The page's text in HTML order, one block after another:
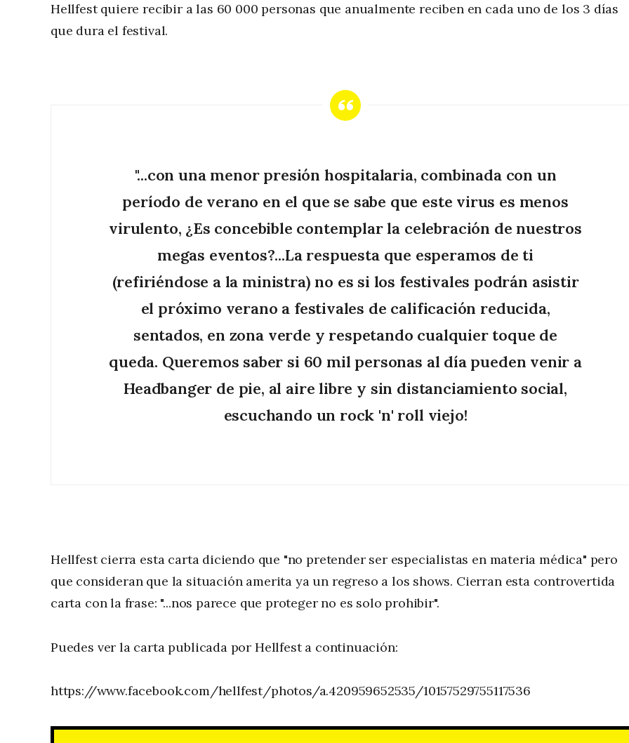
Hellfest quiere recibir a las 60 000 personas que anualmente reciben en cada uno de los 3 días
que dura el festival.
"...con una menor presión hospitalaria, combinada con un
período de verano en el que se sabe que este virus es menos
virulento, ¿Es concebible contemplar la celebración de nuestros
megas eventos?...La respuesta que esperamos de ti
(refiriéndose a la ministra) no es si los festivales podrán asistir
el próximo verano a festivales de calificación reducida,
sentados, en zona verde y respetando cualquier toque de
queda. Queremos saber si 60 mil personas al día pueden venir a
Headbanger de pie, al aire libre y sin distanciamiento social,
escuchando un rock 'n' roll viejo!
Hellfest cierra esta carta diciendo que "no pretender ser especialistas en materia médica" pero
que consideran que la situación amerita ya un regreso a los shows. Cierran esta controvertida
carta con la frase: "...nos parece que proteger no es solo prohibir".
Puedes ver la carta publicada por Hellfest a continuación:
https://www.facebook.com/hellfest/photos/a.420959652535/10157529755117536